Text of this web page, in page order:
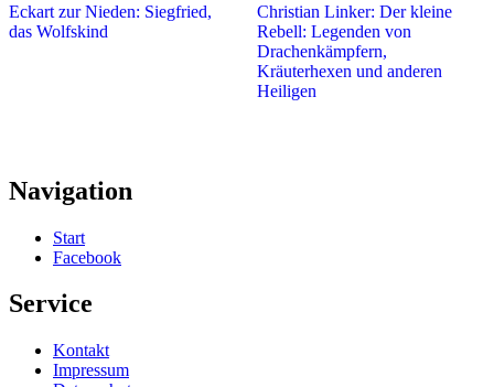
Eckart zur Nieden: Siegfried,
das Wolfskind
Christian Linker: Der kleine
Rebell: Legenden von
Drachenkämpfern,
Kräuterhexen und anderen
Heiligen
Navigation
Start
Facebook
Service
Kontakt
Impressum